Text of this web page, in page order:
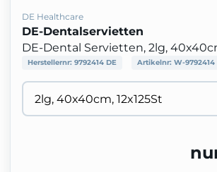
DE Healthcare
DE-Dentalservietten
DE-Dental Servietten, 2lg,
Herstellernr: 9792414 DE Artikelnr: W-9792414